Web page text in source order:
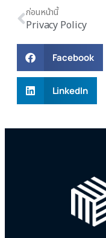
ก่อนหน้านี้
Privacy Policy
Facebook
LinkedIn